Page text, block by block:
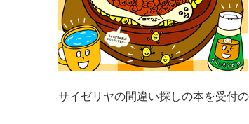
サイゼリヤの間違い探しの本を受付